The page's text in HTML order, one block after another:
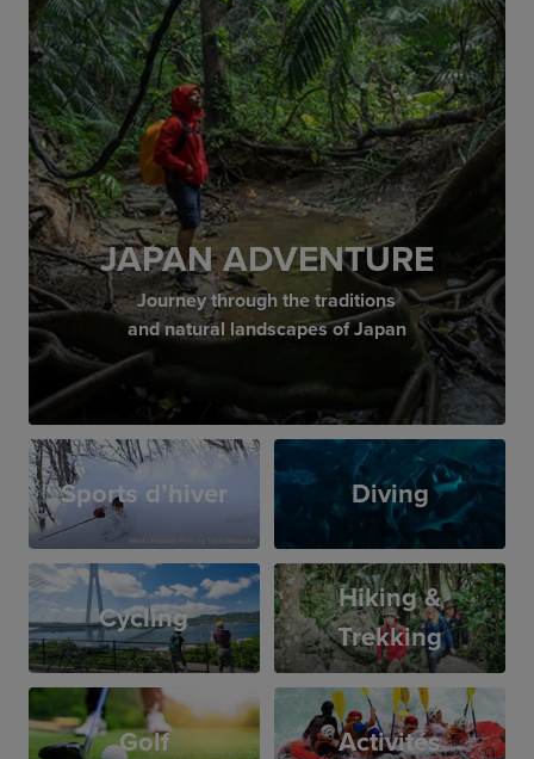
JAPAN ADVENTURE
Journey through the traditions
and natural landscapes of Japan
Sports d’hiver Diving
Cycling
Hiking &
Trekking
Golf Activités